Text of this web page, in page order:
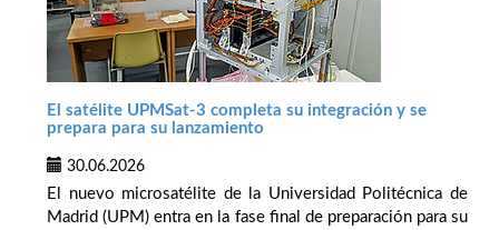
El satélite UPMSat-3 completa su integración y se
prepara para su lanzamiento
30.06.2026
El nuevo microsatélite de la Universidad Politécnica de
Madrid (UPM) entra en la fase final de preparación para su